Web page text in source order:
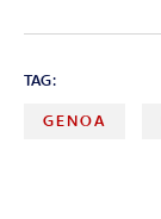
TAG:
GENOA